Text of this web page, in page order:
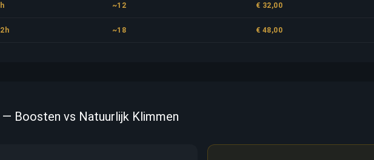
~12 € 32,00
~18 € 48,00
— Boosten vs Natuurlijk Klimmen